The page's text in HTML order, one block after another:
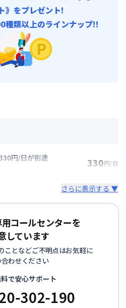
》をプレゼント!
種類以上のラインナップ!!
円/日が別途
330円/日
さらに表示する ▼
コールセンターを
しています
ことなどご不明点はお気軽に
わせください
で安心サポート
302-190